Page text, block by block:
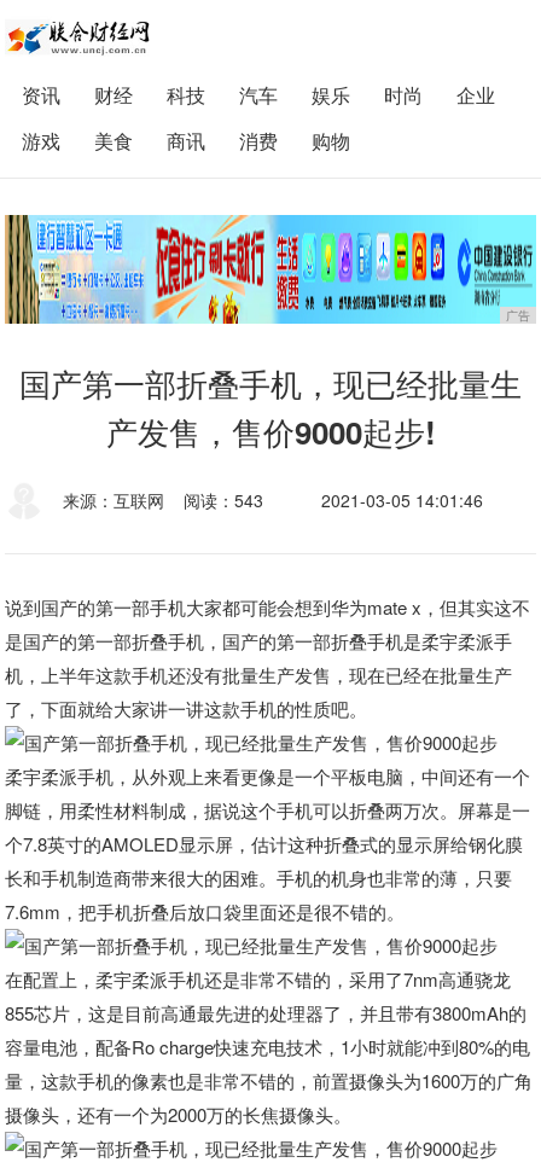
资讯 财经 科技 汽车 娱乐 时尚
企业
游戏
美食 商讯 消费 购物
广告
国产第一部折叠手机，现已经批量生
产发售，售价9000起步!
来源：互联网 阅读：543 2021-03-05 14:01:46
说到国产的第一部手机大家都可能会想到华为mate x，但其实这不
是国产的第一部折叠手机，国产的第一部折叠手机是柔宇柔派手
机，上半年这款手机还没有批量生产发售，现在已经在批量生产
了，下面就给大家讲一讲这款手机的性质吧。
柔宇柔派手机，从外观上来看更像是一个平板电脑，中间还有一个
脚链，用柔性材料制成，据说这个手机可以折叠两万次。屏幕是一
个7.8英寸的AMOLED显示屏，估计这种折叠式的显示屏给钢化膜
长和手机制造商带来很大的困难。手机的机身也非常的薄，只要
7.6mm，把手机折叠后放口袋里面还是很不错的。
在配置上，柔宇柔派手机还是非常不错的，采用了7nm高通骁龙
855芯片，这是目前高通最先进的处理器了，并且带有3800mAh的
容量电池，配备Ro charge快速充电技术，1小时就能冲到80%的电
量，这款手机的像素也是非常不错的，前置摄像头为1600万的广角
摄像头，还有一个为2000万的长焦摄像头。